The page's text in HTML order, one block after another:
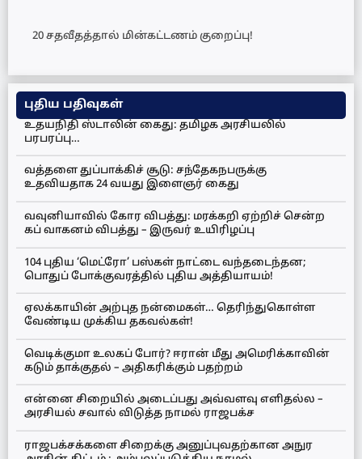
20 சதவீதத்தால் மின்கட்டணம் குறைப்பு!
புதிய பதிவுகள்
உதயநிதி ஸ்டாலின் கைது: தமிழக அரசியலில்
பரபரப்பு…
வத்தளை துப்பாக்கிச் சூடு: சந்தேகநபருக்கு
உதவியதாக 24 வயது இளைஞர் கைது
வவுனியாவில் கோர விபத்து: மரக்கறி ஏற்றிச் சென்ற
கப் வாகனம் விபத்து – இருவர் உயிரிழப்பு
104 புதிய ‘மெட்ரோ’ பஸ்கள் நாட்டை வந்தடைந்தன;
பொதுப் போக்குவரத்தில் புதிய அத்தியாயம்!
ஏலக்காயின் அற்புத நன்மைகள்… தெரிந்துகொள்ள
வேண்டிய முக்கிய தகவல்கள்!
வெடிக்குமா உலகப் போர்? ஈரான் மீது அமெரிக்காவின்
கடும் தாக்குதல் – அதிகரிக்கும் பதற்றம்
என்னை சிறையில் அடைப்பது அவ்வளவு எளிதல்ல –
அரசியல் சவால் விடுத்த நாமல் ராஜபக்ச
ராஜபக்சக்களை சிறைக்கு அனுப்புவதற்கான அநுர